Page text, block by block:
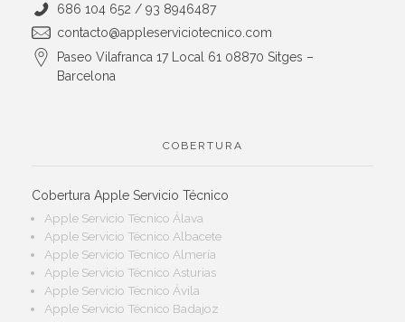
686 104 652 / 93 8946487
contacto@appleserviciotecnico.com
Paseo Vilafranca 17 Local 61 08870 Sitges –
Barcelona
COBERTURA
Cobertura Apple Servicio Técnico
Apple Servicio Técnico Álava
Apple Servicio Técnico Albacete
Apple Servicio Técnico Almería
Apple Servicio Técnico Asturias
Apple Servicio Técnico Ávila
Apple Servicio Técnico Badajoz